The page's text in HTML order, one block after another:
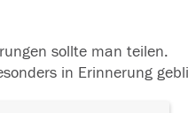
sollte man teilen.
in Erinnerung